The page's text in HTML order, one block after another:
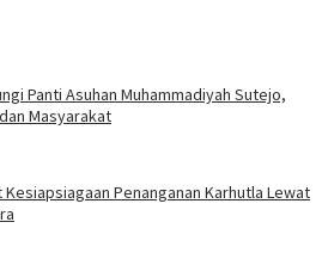
Panti Asuhan Muhammadiyah Sutejo,
Masyarakat
Penanganan Karhutla Lewat